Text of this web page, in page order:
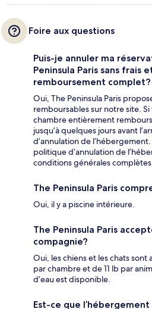
Foire aux questions
Puis-je annuler ma
Peninsula Paris sans frais
remboursement complet?
Oui, The Peninsula Paris
remboursables sur notre site.
chambre entièrement
jusqu’à quelques jours avant
d’annulation de
politique d’annulation de
conditions générales
The Peninsula Paris
Oui, il y a piscine intérieure.
The Peninsula Paris
compagnie?
Oui, les chiens et les chats
par chambre et de 11 lb par
d’eau est disponible.
Est-ce que l’hébergement